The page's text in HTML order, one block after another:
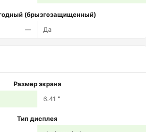
(брызгозащищенный)
—
Да
Размер экрана
6.41 "
Тип дисплея